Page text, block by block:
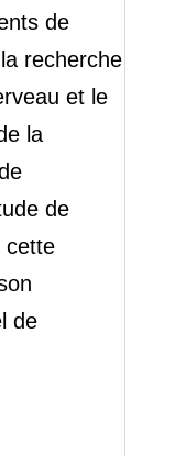
de
recherche
et le
la
de
cette
de